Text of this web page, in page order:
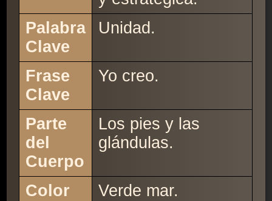
Palabra
Clave
Unidad.
Frase
Clave
Yo creo.
Parte
del
Cuerpo
Los pies y las
glándulas.
Color
Verde mar.